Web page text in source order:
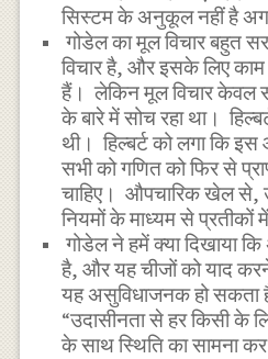
सिस्टम के अनुकूल नहीं है
गोडेल का मूल विचार बहुत
विचार है, और इसके लिए
हैं। लेकिन मूल विचार केवल
के बारे में सोच रहा था।
थी। हिल्बर्ट को लगा कि
सभी को गणित को फिर से
चाहिए। औपचारिक खेल से,
नियमों के माध्यम से प्रतीकों
गोडेल ने हमें क्या दिखाया
है, और यह चीजों को याद
यह असुविधाजनक हो सकता
“उदासीनता से हर किसी के
के साथ स्थिति का सामना